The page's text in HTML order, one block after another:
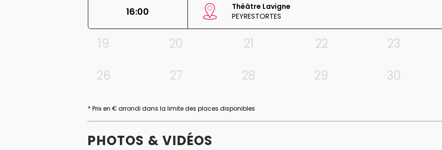
16:00
Théâtre Lavigne
PEYRESTORTES
19 20 21 22 23
26
27 28 29 30
* Prix en € arrondi dans la limite des places disponibles
PHOTOS & VIDÉOS